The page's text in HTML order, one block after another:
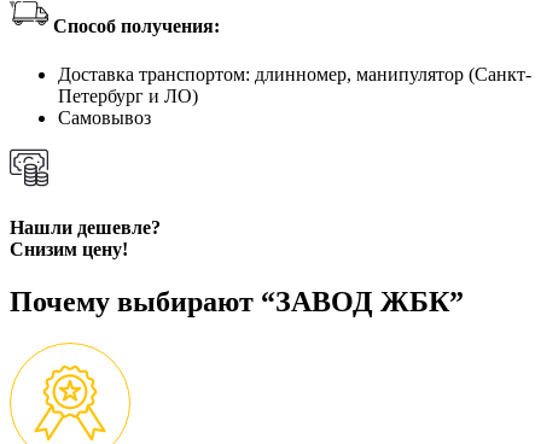
Способ получения:
Доставка транспортом: длинномер, манипулятор (Санкт-
Петербург и ЛО)
Самовывоз
Нашли дешевле?
Снизим цену!
Почему выбирают “ЗАВОД ЖБК”